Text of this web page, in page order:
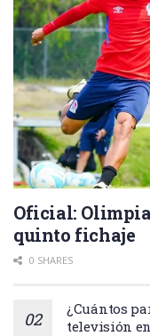
Oficial:
quinto fichaje
0 SHARES
¿Cuántos
televisión